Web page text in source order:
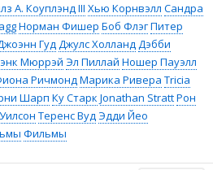
А. Коуплэнд III Хью Корнвэлл Сандра
Норман Фишер Боб ФлэгПитер
ГудДжулс ХолландДэбби
Мюррэй Эл Пиллай Ношер Пауэлл
РичмондМарика Ривера Tricia
Шарп Ку Старк Jonathan StrattРон
Теренс ВудЭдди Йео
Фильмы